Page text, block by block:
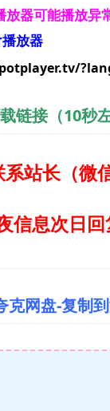
放器可能播放异
放器
链接（10秒左
站长（微
信息次日回
网盘-复制